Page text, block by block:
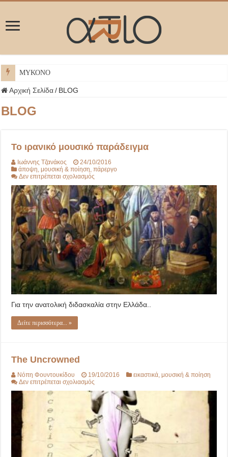
ΜΥΚΟΝΟΣ
Αρχική Σελίδα / BLOG
BLOG
Το ιρανικό μουσικό παράδειγμα
Ιωάννης Τζανάκος
24/10/2016
άποψη ,μουσική & ποίηση ,πάρεργο
Δεν επιτρέπεται σχολιασμός
ιρανικό
μουσικό
παράδειγμα
Για την ανατολική διδασκαλία στην Ελλάδα..
Δείτε περισσότερα... »
The Uncrowned
Νόπη Φουντουκίδου 19/10/2016 εικαστικά,μουσική & ποίηση
Δεν επιτρέπεται σχολιασμός
Uncrowned